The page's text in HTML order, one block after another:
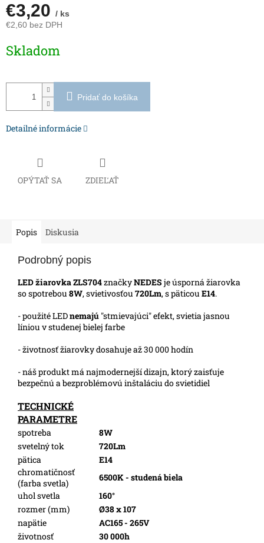
€3,20 / ks
€2,60 bez DPH
cena:
Skladom
Pridať do košíka
Detailné informácie
OPÝTAŤ SA ZDIEĽAŤ
Popis Diskusia
Podrobný popis
LED žiarovka ZLS704značkyNEDES je úsporná žiarovka
so spotrebou 8W, svietivosťou 720Lm, s päticou E14.
- použité LEDnemajú "stmievajúci" efekt, svietia jasnou
líniou v studenej bielej farbe
- životnosť žiarovky dosahuje až 30 000 hodín
- náš produkt má najmodernejší dizajn, ktorý zaisťuje
bezpečnú a bezproblémovú inštaláciu do svietidiel
TECHNICKÉ
PARAMETRE
spotreba
8W
svetelný tok
720Lm
pätica
E14
chromatičnosť
(farba svetla)
6500K - studená biela
uhol svetla
160°
rozmer (mm)
Ø38 x 107
napätie
AC165 - 265V
životnosť
30 000h